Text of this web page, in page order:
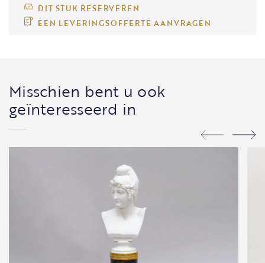
DIT STUK RESERVEREN
EEN LEVERINGSOFFERTE AANVRAGEN
Misschien bent u ook
geïnteresseerd in